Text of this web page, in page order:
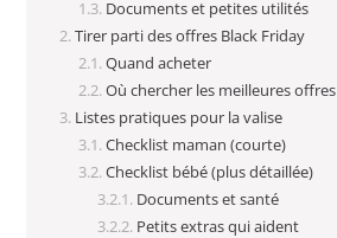
Documents et petites utilités
Tirer parti des offres Black Friday
Quand acheter
Où chercher les meilleures offres
Listes pratiques pour la valise
Checklist maman (courte)
Checklist bébé (plus détaillée)
Documents et santé
Petits extras qui aident